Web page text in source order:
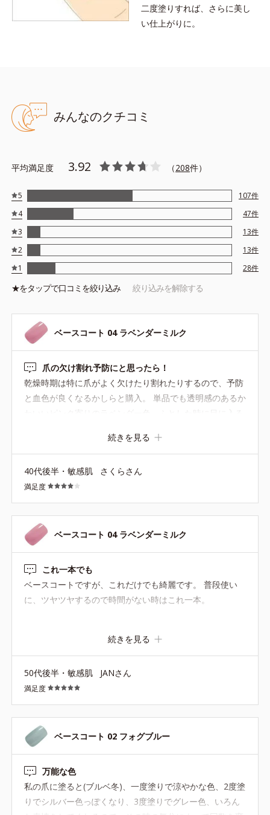
二度塗りすれば、さらに美し
い仕上がりに。
みんなのクチコミ
平均満足度 3.92 （208件）
5 107件
4
47件
3
13件
2
13件
1
28件
★をタップで口コミを絞り込み 絞り込みを解除する
ベースコート 04 ラベンダーミルク
爪の欠け割れ予防にと思ったら！
乾燥時期は特に爪がよく欠けたり割れたりするので、予防
と血色が良くなるかしらと購入。 単品でも透明感のあるか
スムースサンドに重ねるとミルクティーみたいで、それも
しか綺麗な状態を保てないかも知れません。
続きを見る
40代後半・敏感肌 さくらさん
満足度
ベースコート 04 ラベンダーミルク
これ一本でも
ベースコートですが、これだけでも綺麗です。 普段使い
に、ツヤツヤするので時間がない時はこれ一本。
続きを見る
50代後半・敏感肌 JANさん
満足度
ベースコート 02 フォグブルー
万能な色
私の爪に塗ると(ブルベ冬)、一度塗りで涼やかな色、2度塗
りでシルバー色っぽくなり、3度塗りでグレー色、いろん